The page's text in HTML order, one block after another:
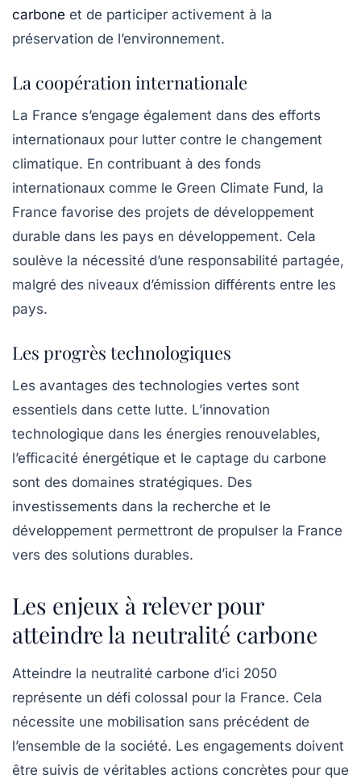
carbone et de participer activement à la
préservation de l’environnement.
La coopération internationale
La France s’engage également dans des efforts
internationaux pour lutter contre le changement
climatique. En contribuant à des fonds
internationaux comme le Green Climate Fund, la
France favorise des projets de développement
durable dans les pays en développement. Cela
soulève la nécessité d’une responsabilité partagée,
malgré des niveaux d’émission différents entre les
pays.
Les progrès technologiques
Les avantages des technologies vertes sont
essentiels dans cette lutte. L’innovation
technologique dans les énergies renouvelables,
l’efficacité énergétique et le captage du carbone
sont des domaines stratégiques. Des
investissements dans la recherche et le
développement permettront de propulser la France
vers des solutions durables.
Les enjeux à relever pour
atteindre la neutralité carbone
Atteindre la neutralité carbone d’ici 2050
représente un défi colossal pour la France. Cela
nécessite une mobilisation sans précédent de
l’ensemble de la société. Les engagements doivent
être suivis de véritables actions concrètes pour que